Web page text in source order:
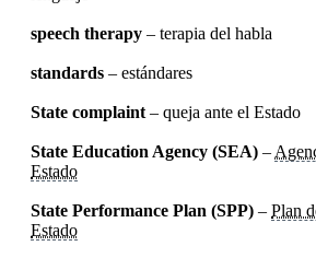
speech therapy – terapia del habla
standards – estándares
State complaint – queja ante el Estado
State Education Agency (SEA) –
Estado
State Performance Plan (SPP) – Plan
Estado